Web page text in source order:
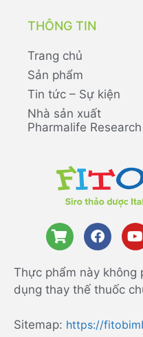
THÔNG TIN
Trang chủ
Sản phẩm
Tin tức – Sự kiện
Nhà sản xuất
Pharmalife Research
Thực phẩm này không
dụng thay thế thuốc
Sitemap: https://